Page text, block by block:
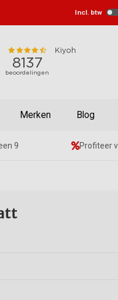
Incl. btw
Merken Blog
9 Profiteer